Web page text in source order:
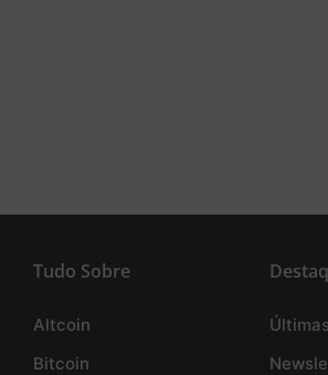
Tudo Sobre
Altcoin
Bitcoin